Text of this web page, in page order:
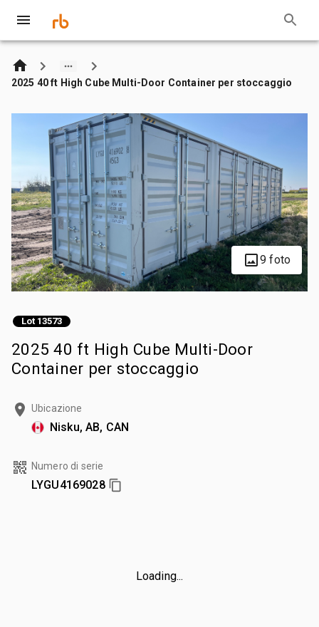
2025 40 ft High Cube Multi-Door Container per stoccaggio
9 foto
Lot 13573
2025 40 ft High Cube Multi-Door
Container per stoccaggio
Ubicazione
Nisku, AB, CAN
Numero di serie
LYGU4169028
Loading...